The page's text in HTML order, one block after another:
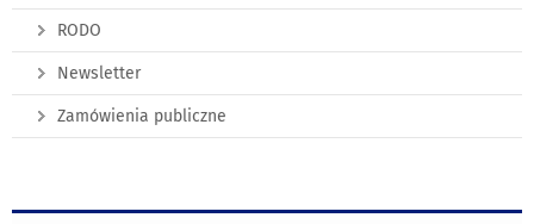
RODO
Newsletter
Zamówienia publiczne